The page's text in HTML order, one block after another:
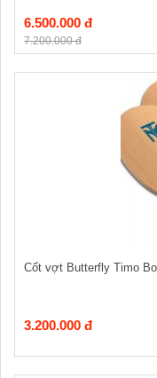
6.500.000 đ
7.200.000 đ
Cốt vợt Butterfly Timo
3.200.000 đ